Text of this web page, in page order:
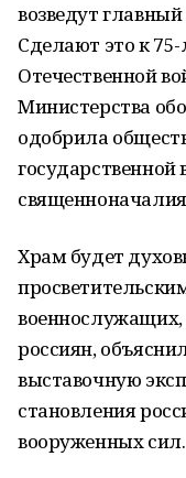
возведут
Сделают это к
Отечественной
Министерства
одобрила
государственной
Храм будет
россиян,
выставочную
становления
вооруженных сил.